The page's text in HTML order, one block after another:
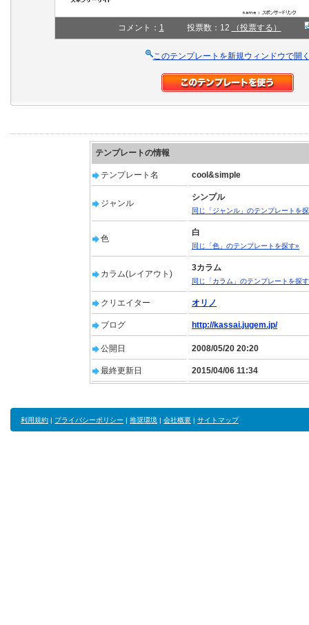
コメント： 1 投票数：12 （投票する）
このテンプレートを新規ウィンドウで開
テンプレートの情報
テンプレート名 cool&simple
ジャンル
シンプル
同じ「ジャンル」のテンプレートを
色
白
同じ「色」のテンプレートを探す»
カラム(レイアウト)
3カラム
同じ「カラム」のテンプレートを探
クリエイター オリノ
ブログ http://kassai.jugem.jp/
公開日 2008/05/20 20:20
最終更新日 2015/04/06 11:34
利用規約 | プライバシーポリシー | 推奨環境 | 会社概要 | サイトマップ